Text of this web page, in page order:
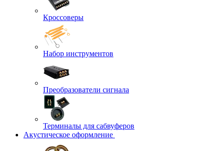
Кроссоверы
Набор инструментов
Преобразователи сигнала
Терминалы для сабвуферов
Акустическое оформление